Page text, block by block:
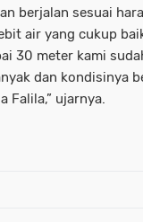
berjalan sesuai
air yang cukup
30 meter kami
dan kondisinya
Falila,” ujarnya.